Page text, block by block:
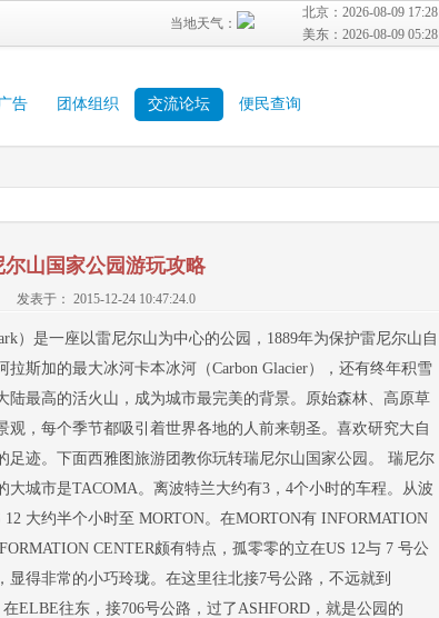
北京： 2026-08-09 17:28
美东： 2026-08-09 05:28
当地天气：
告 团体组织 交流论坛 便民查询
山国家公园游玩攻略
发表于： 2015-12-24 10:47:24.0
）是一座以雷尼尔山为中心的公园，1889年为保护雷尼尔山自
斯加的最大冰河卡本冰河（Carbon Glacier），还有终年积雪
陆最高的活火山，成为城市最完美的背景。原始森林、高原草
，每个季节都吸引着世界各地的人前来朝圣。喜欢研究大自
迹。下面西雅图旅游团教你玩转瑞尼尔山国家公园。 瑞尼尔
城市是TACOMA。离波特兰大约有3，4个小时的车程。从波
大约半个小时至 MORTON。在MORTON有 INFORMATION
CENTER颇有特点，孤零零的立在US 12与 7 号公
得非常的小巧玲珑。在这里往北接7号公路，不远就到
ELBE往东，接706号公路，过了ASHFORD，就是公园的